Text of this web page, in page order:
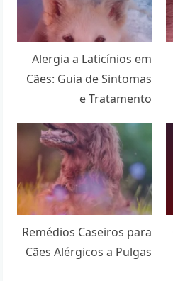
Alergia a Laticínios em
Cães: Guia de Sintomas
e Tratamento
Remédios Caseiros para
Cães Alérgicos a Pulgas